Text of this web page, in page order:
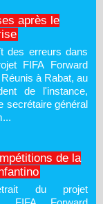
après le
des erreurs dans
FIFA Forward
à Rabat, au
de l'instance,
secrétaire général
de la
du projet